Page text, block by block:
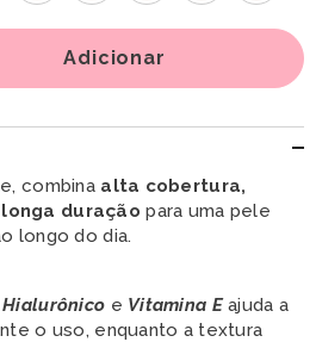
Adicionar
combina alta cobertura,
longa duraçãopara uma pele
longo do dia.
e Vitamina E ajuda a
o uso, enquanto a textura